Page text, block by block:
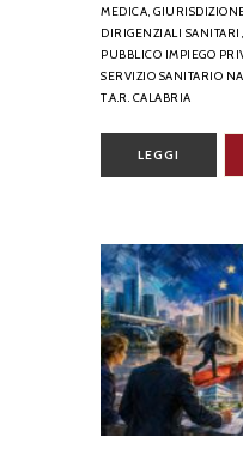
MEDICA,
DIRIGENZIALI SANITARI,
PUBBLICO IMPIEGO
SERVIZIO SANITARIO
T.A.R. CALABRIA
LEGGI